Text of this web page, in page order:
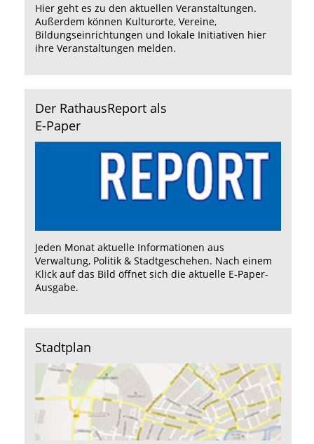
Hier geht es zu den aktuellen Veranstaltungen.
Außerdem können Kulturorte, Vereine,
Bildungseinrichtungen und lokale Initiativen hier
ihre Veranstaltungen melden.
Der RathausReport als
E-Paper
Jeden Monat aktuelle Informationen aus
Verwaltung, Politik & Stadtgeschehen. Nach einem
Klick auf das Bild öffnet sich die aktuelle E-Paper-
Ausgabe.
Stadtplan